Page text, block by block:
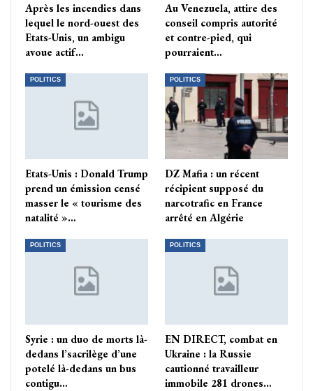
Après les incendies dans
lequel le nord-ouest des
Etats-Unis, un ambigu
avoue actif…
Au Venezuela, attire des
conseil compris autorité
et contre-pied, qui
pourraient…
POLITICS
Etats-Unis : Donald Trump
prend un émission censé
masser le « tourisme des
natalité »…
POLITICS
DZ Mafia : un récent
récipient supposé du
narcotrafic en France
arrêté en Algérie
POLITICS
Syrie : un duo de morts là-
dedans l’sacrilège d’une
potelé là-dedans un bus
contigu…
POLITICS
EN DIRECT, combat en
Ukraine : la Russie
cautionné travailleur
immobile 281 drones…